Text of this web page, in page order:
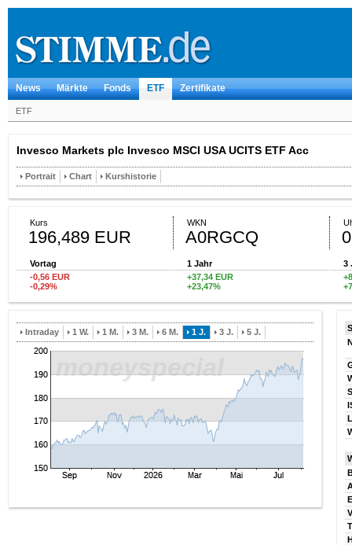
News Märkte Fonds ETF Zertifikate
ETF
Invesco Markets plc Invesco MSCI USA UCITS ETF Acc
Portrait Chart Kurshistorie
Kurs
196,489 EUR
WKN
A0RGCQ
Vortag 1 Jahr
3
-0,56 EUR
-0,29%
+37,34 EUR
+23,47%
Intraday 1 W. 1 M. 3 M. 6 M. 1 J. 3 J. 5 J.